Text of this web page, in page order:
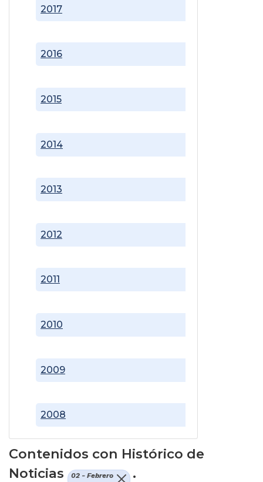
2008
2009
2010
2011
2012
2013
2014
2015
2016
2017
Contenidos con Histórico de
Noticias
02 - Febrero .